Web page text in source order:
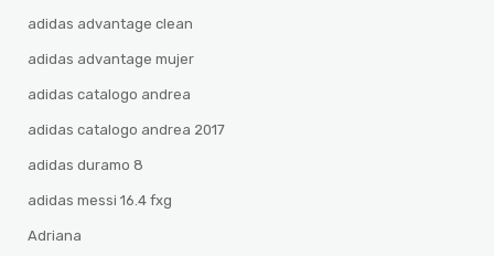
adidas advantage clean
adidas advantage mujer
adidas catalogo andrea
adidas catalogo andrea 2017
adidas duramo 8
adidas messi 16.4 fxg
Adriana